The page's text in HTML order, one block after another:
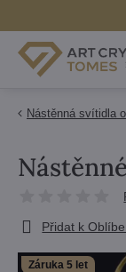
Nástěnná svítidla
Záruka 5 let
Přidat k